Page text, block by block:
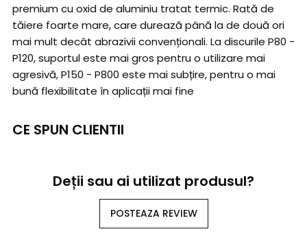
premium cu oxid de aluminiu tratat termic. Rată de
tăiere foarte mare, care durează până la de două ori
mai mult decât abrazivii convenționali. La discurile P80 -
P120, suportul este mai gros pentru o utilizare mai
agresivă, P150 - P800 este mai subțire, pentru o mai
bună flexibilitate în aplicații mai fine
CE SPUN CLIENTII
Deții sau ai utilizat produsul?
POSTEAZA REVIEW